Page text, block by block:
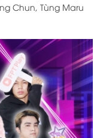
Chun, Tùng Maru